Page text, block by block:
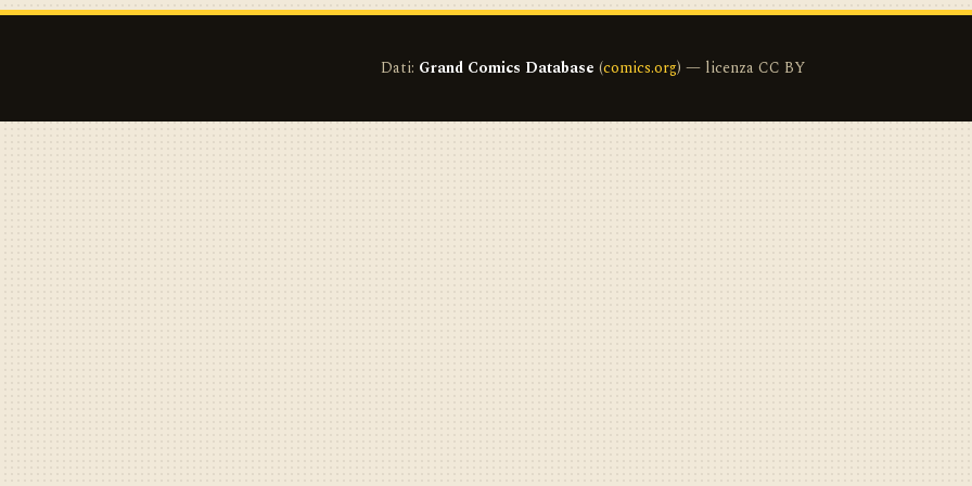
Dati: Grand Comics Database (comics.org) — licenza CC BY